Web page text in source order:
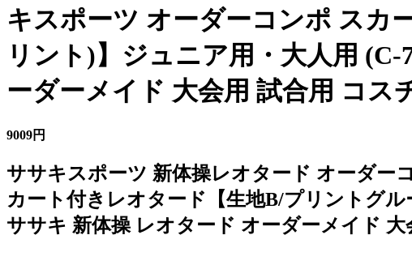
キスポーツ オーダーコンポ スカ
リント)】ジュニア用・大人用
ーダーメイド 大会用 試合用 コス
9009円
ササキスポーツ 新体操レオタード オーダー
カート付きレオタード【生地B/プリントグ
ササキ 新体操 レオタード オーダーメイド